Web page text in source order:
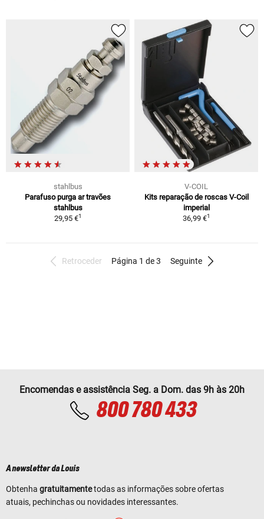
stahlbus
Parafuso purga ar travões
stahlbus
29,95 €1
V-COIL
Kits reparação de roscas V-Coil
imperial
36,99 €1
Retroceder Página 1 de 3 Seguinte
Encomendas e assistência Seg. a Dom. das 9h às 20h
800 780 433
A newsletter da Louis
Obtenha gratuitamentetodas as informações sobre ofertas
atuais, pechinchas ou novidades interessantes.